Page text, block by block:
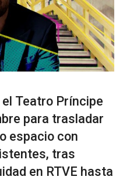
Teatro Príncipe
para trasladar
espacio con
tras
en RTVE hasta